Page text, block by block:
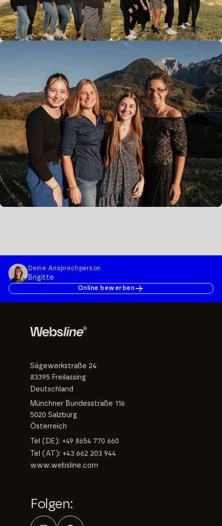
Deine Ansprechperson
Brigitte
Online bewerben
Sägewerkstraße 24
83395 Freilassing
Deutschland
Münchner Bundesstraße 116
5020 Salzburg
Österreich
Tel (DE): +49 8654 770 660
Tel (AT): +43 662 203 944
www.websline.com
Folgen: